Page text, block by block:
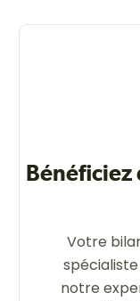
Votre
notre